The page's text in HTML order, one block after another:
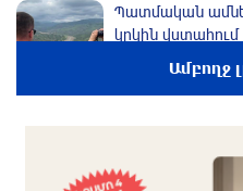
Պատմական
կրկին վստահում
Ադրբեջանը
ճանապարհ, ոչ
Ամբողջ